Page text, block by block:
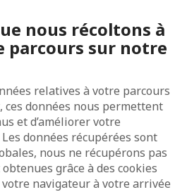
nous récoltons à
parcours sur notre
relatives à votre parcours
données nous permettent
et d’améliorer votre
données récupérées sont
nous ne récupérons pas
obtenues grâce à des cookies
navigateur à votre arrivée